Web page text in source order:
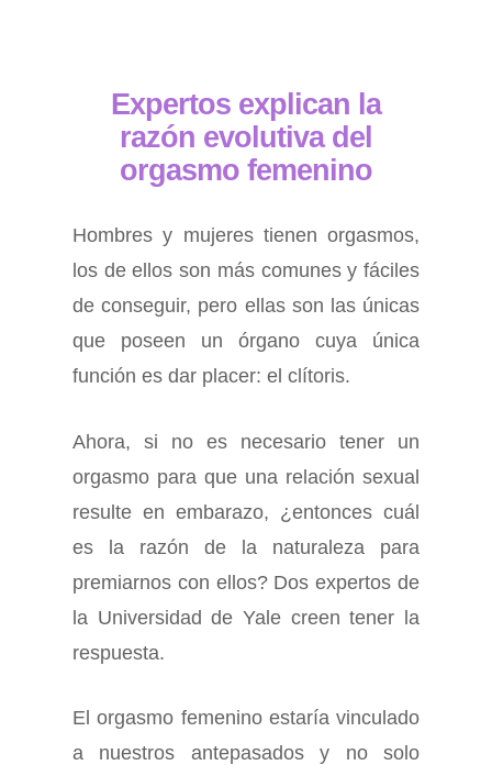
Expertos explican la
razón evolutiva del
orgasmo femenino
Hombres y mujeres tienen orgasmos,
los de ellos son más comunes y fáciles
de conseguir, pero ellas son las únicas
que poseen un órgano cuya única
función es dar placer: el clítoris.
Ahora, si no es necesario tener un
orgasmo para que una relación sexual
resulte en embarazo, ¿entonces cuál
es la razón de la naturaleza para
premiarnos con ellos? Dos expertos de
la Universidad de Yale creen tener la
respuesta.
El orgasmo femenino estaría vinculado
a nuestros antepasados y no solo